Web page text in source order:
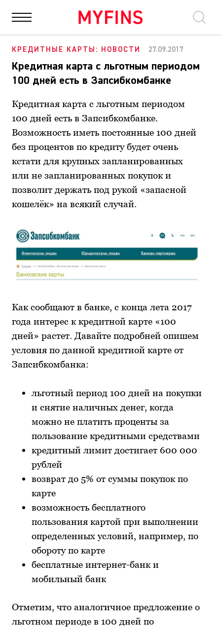
НОВОСТИ ФИНАНСЫ ОБЩЕСТВО
КРЕДИТНЫЕ КАРТЫ: НОВОСТИ 27.09.2017
Кредитная карта с льготным периодом
100 дней есть в Запсибкомбанке
Кредитная карта с льготным периодом
100 дней есть в Запсибкомбанке.
Возможность иметь постоянные 100 дней
без процентов по кредиту будет очень
кстати для крупных запланированных
или не запланированных покупок и
позволит держать под рукой «запасной
кошелёк» на всякий случай.
Как сообщают в банке, с конца лета 2017
года интерес к кредитной карте «100
дней» растет. Давайте подробней опишем
условия по данной кредитной карте от
Запсибкомбанка:
льготный период 100 дней на покупки
и снятие наличных денег, когда
можно не платить проценты за
пользование кредитными средствами
кредитный лимит достигает 600 000
рублей
возврат до 5% от суммы покупок по
карте
возможность бесплатного
пользования картой при выполнении
определенных условий, например, по
обороту по карте
бесплатные интернет-банк и
мобильный банк
Отметим, что аналогичное предложение о
льготном периоде в 100 дней по